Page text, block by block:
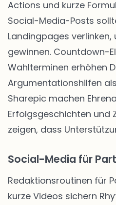
Actions und kurze
Social-Media-Posts
Landingpages
gewinnen. Countdown-
Wahlterminen erhöhen
Argumentationshilfen
Sharepic machen
Erfolgsgeschichten und
zeigen, dass
Social-Media für
Redaktionsroutinen für
kurze Videos sichern